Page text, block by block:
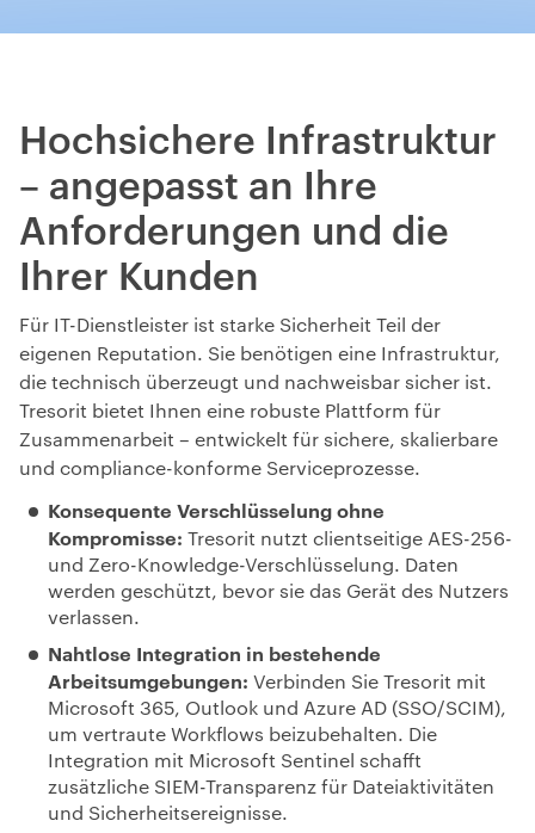
Hochsichere Infrastruktur
– angepasst an Ihre
Anforderungen und die
Ihrer Kunden
Für IT-Dienstleister ist starke Sicherheit Teil der
eigenen Reputation. Sie benötigen eine Infrastruktur,
die technisch überzeugt und nachweisbar sicher ist.
Tresorit bietet Ihnen eine robuste Plattform für
Zusammenarbeit – entwickelt für sichere, skalierbare
und compliance-konforme Serviceprozesse.
Konsequente Verschlüsselung ohne
Kompromisse: Tresorit nutzt clientseitige AES-256-
und Zero-Knowledge-Verschlüsselung. Daten
werden geschützt, bevor sie das Gerät des Nutzers
verlassen.
Nahtlose Integration in bestehende
Arbeitsumgebungen: Verbinden Sie Tresorit mit
Microsoft 365, Outlook und Azure AD (SSO/SCIM),
um vertraute Workflows beizubehalten. Die
Integration mit Microsoft Sentinel schafft
zusätzliche SIEM-Transparenz für Dateiaktivitäten
und Sicherheitsereignisse.